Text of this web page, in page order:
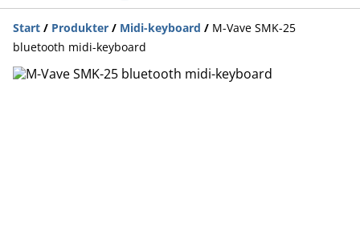
Start / Produkter / Midi-keyboard / M-Vave SMK-25
bluetooth midi-keyboard